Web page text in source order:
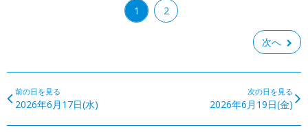
1 2
次へ
前の日を見る
2026年6月17日(水)
次の日を見る
2026年6月19日(金)